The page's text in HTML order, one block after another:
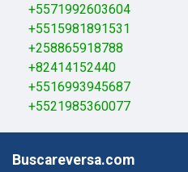
+5571992603604
+5515981891531
+258865918788
+82414152440
+5516993945687
+5521985360077
Buscareversa.com